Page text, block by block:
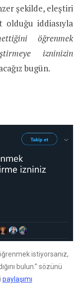
şekilde, eleştiri
olduğu iddiasıyla
öğrenmek
izninizin
bugün.
istiyorsanız,
bulun.” sözünü
paylaşımı